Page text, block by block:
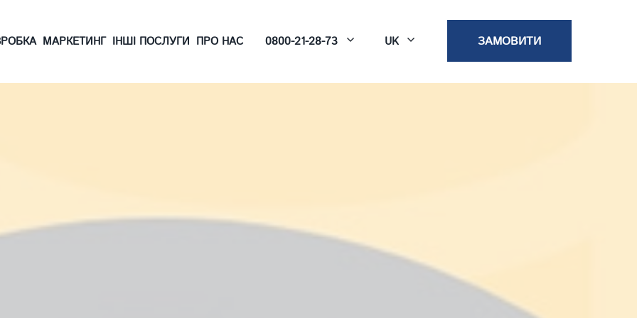
МАРКЕТИНГ ІНШІ ПОСЛУГИ ПРО НАС 0800-21-28-73 UK ЗАМОВИТИ